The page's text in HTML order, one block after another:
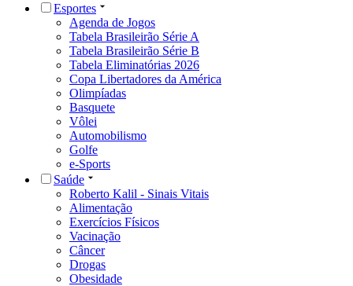
Esportes
Agenda de Jogos
Tabela Brasileirão Série A
Tabela Brasileirão Série B
Tabela Eliminatórias 2026
Copa Libertadores da América
Olimpíadas
Basquete
Vôlei
Automobilismo
Golfe
e-Sports
Saúde
Roberto Kalil - Sinais Vitais
Alimentação
Exercícios Físicos
Vacinação
Câncer
Drogas
Obesidade